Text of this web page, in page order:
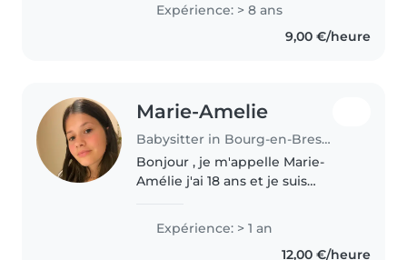
quatre, je me suis toujours
occupé de mes frères et sœur
Expérience: > 8 ans
9,00 €/heure
Marie-Amelie
Babysitter in Bourg-en-Bresse
Bonjour , je m'appelle Marie-
Amélie j'ai 18 ans et je suis
mes études je pratique le baby-
sitting et j'ai notamment depuis
Expérience: > 1 an
12,00 €/heure